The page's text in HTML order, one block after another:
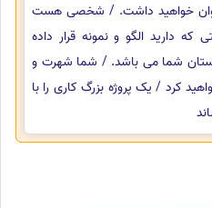
خواهید داشت. / شخصی هست
که دارید الگو و نمونه قرار داده
شما می باشد. / شما شهرت و
کرد / یک پروژه بزرگ کاری را با